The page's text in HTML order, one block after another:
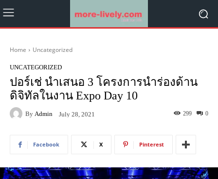
Home Uncategorized
UNCATEGORIZED
ปอร์เช่ นำเสนอ 3 โครงการนำร่องด้าน
ดิจิทัลในงาน Expo Day 10
By Admin July 28, 2021 0
299
Facebook X Pinterest